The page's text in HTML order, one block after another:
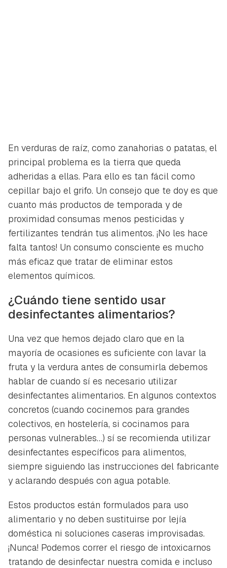
En verduras de raíz, como zanahorias o patatas, el
principal problema es la tierra que queda
adheridas a ellas. Para ello es tan fácil como
cepillar bajo el grifo. Un consejo que te doy es que
cuanto más productos de temporada y de
proximidad consumas menos pesticidas y
fertilizantes tendrán tus alimentos. ¡No les hace
falta tantos! Un consumo consciente es mucho
más eficaz que tratar de eliminar estos
elementos químicos.
¿Cuándo tiene sentido usar
desinfectantes alimentarios?
Una vez que hemos dejado claro que en la
mayoría de ocasiones es suficiente con lavar la
fruta y la verdura antes de consumirla debemos
hablar de cuando sí es necesario utilizar
desinfectantes alimentarios. En algunos contextos
concretos (cuando cocinemos para grandes
colectivos, en hostelería, si cocinamos para
personas vulnerables…) sí se recomienda utilizar
desinfectantes específicos para alimentos,
siempre siguiendo las instrucciones del fabricante
y aclarando después con agua potable.
Estos productos están formulados para uso
alimentario y no deben sustituirse por lejía
doméstica ni soluciones caseras improvisadas.
¡Nunca! Podemos correr el riesgo de intoxicarnos
tratando de desinfectar nuestra comida e incluso